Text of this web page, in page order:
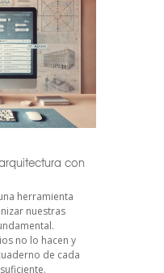
con
herramienta
nuestras
no lo hacen y
de cada